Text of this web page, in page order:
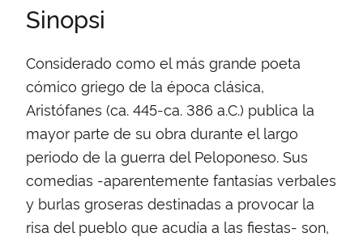
Sinopsi
Considerado como el más grande poeta
cómico griego de la época clásica,
Aristófanes (ca. 445-ca. 386 a.C.) publica la
mayor parte de su obra durante el largo
periodo de la guerra del Peloponeso. Sus
comedias -aparentemente fantasías verbales
y burlas groseras destinadas a provocar la
risa del pueblo que acudía a las fiestas- son,